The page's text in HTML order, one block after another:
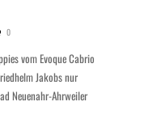
0
vom Evoque Cabrio
Jakobs nur
Neuenahr-Ahrweiler